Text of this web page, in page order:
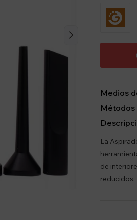
Medios
Métodos
La
de
reducidos.